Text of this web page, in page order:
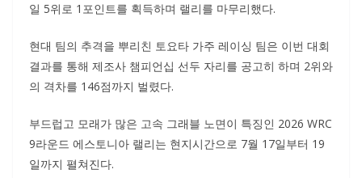
일 5위로 1포인트를 획득하며 랠리를 마무리했다.
현대 팀의 추격을 뿌리친 토요타 가주 레이싱 팀은 이번 대회
결과를 통해 제조사 챔피언십 선두 자리를 공고히 하며 2위와
의 격차를 146점까지 벌렸다.
부드럽고 모래가 많은 고속 그래블 노면이 특징인 2026 WRC
9라운드 에스토니아 랠리는 현지시간으로 7월 17일부터 19
일까지 펼쳐진다.